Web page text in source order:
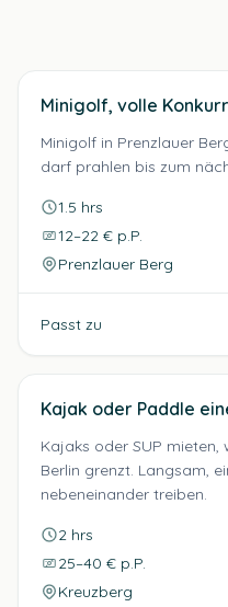
Minigolf, volle
Minigolf in Prenzlauer
darf prahlen bis zum
1.5 hrs
12–22 € p.P.
Prenzlauer Berg
Passt zu
Kajak oder Paddle
Kajaks oder SUP mieten,
Berlin grenzt. Langsam,
nebeneinander treiben.
2 hrs
25–40 € p.P.
Kreuzberg